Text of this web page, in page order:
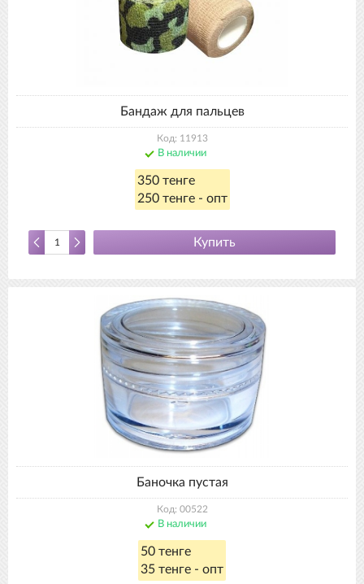
Бандаж для пальцев
Код: 11913
В наличии
350 тенге
250 тенге - опт
Купить
Баночка пустая
Код: 00522
В наличии
50 тенге
35 тенге - опт